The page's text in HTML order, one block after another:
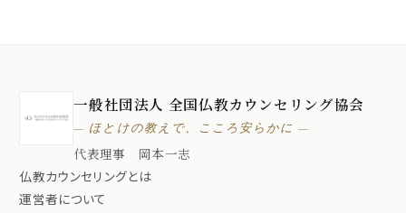
一般社団法人 全国仏教カウンセリング協会
— ほとけの教えで、こころ安らかに —
代表理事 岡本一志
仏教カウンセリングとは
運営者について